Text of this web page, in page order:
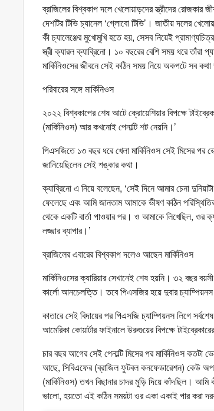
ব্রাজিলের বিশ্বকাপ দলে খেলোয়াড়দের স্ত্রীদের রোজকার
দেশটির টিভি চ্যানেল ‘গ্লোবো টিভি’। জাতীয় দলের
কী চ্যালেঞ্জের মুখোমুখি হতে হয়, সেসব নিয়েই
স্ত্রী ক্যারল ক্যাব্রিনো। ১০ বছরের বেশি সময় ধরে তাঁরা
মার্কিনিওসের জীবনে সেই কঠিন সময় নিয়ে অকপটে সব
পরিবারের সঙ্গে মার্কিনিওস
২০২২ বিশ্বকাপের শেষ আটে ক্রোয়েশিয়ার বিপক্ষে
(মার্কিনিওস) আর কখনোই পেনাল্টি শট নেয়নি।’
পিএসজিতে ১৩ বছর ধরে খেলা মার্কিনিওস সেই মিসের পর
জানিয়েছিলেন সেই শঙ্কার কথা।
ক্যাব্রিনো এ নিয়ে বলেছেন, ‘সেই দিনে আমার চেনা
ফেলেছে এবং আমি জানতাম আমাকে ভীষণ কঠিন
থেকে একটি বার্তা পাওয়ার পর। ও আমাকে লিখেছিল, ওর
লজ্জার ব্যাপার।’
ব্রাজিলের এবারের বিশ্বকাপ দলেও আছেন মার্কিনিওস
মার্কিনিওসের ক্যারিয়ার সেখানেই শেষ হয়নি। ৩২ বছর
কার্লো আনচেলত্তি। তবে পিএসজির হয়ে দুবার চ্যাম্পিয়নস
কাতারে সেই বিদায়ের পর পিএসজি চ্যাম্পিয়নস লিগে
আমেরিকা কোয়ার্টার ফাইনালে উরুগুয়ের বিপক্ষে
চার বছর আগের সেই পেনাল্টি মিসের পর মার্কিনিওস কতটা
আছে, সিবিএফের (ব্রাজিল ফুটবল কনফেডারেশন) কেউ
(মার্কিনিওস) তখন বিছানার চাদর মুড়ি দিয়ে কাঁদছিল।
ভালো, হয়তো এই কঠিন সময়টা ওর একা একাই পার করা